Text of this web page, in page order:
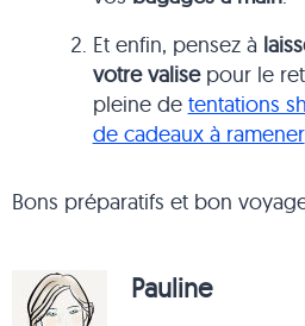
Et enfin, pensez à
votre valisepour le
pleine de tentations
de cadeaux à ramener
Bons préparatifs et bon
Pauline